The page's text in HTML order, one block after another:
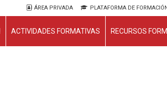
ÁREA PRIVADA PLATAFORMA DE
ACTIVIDADES FORMATIVAS RECURSOS